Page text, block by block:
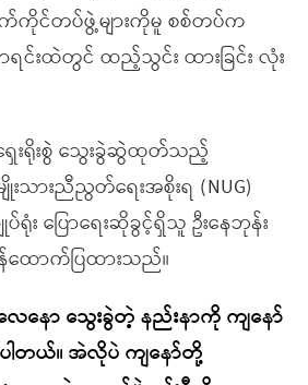
ကိုင်တပ်ဖွဲ့များကိုမူ စစ်တပ်က
င်းထဲတွင် ထည့်သွင်း ထားခြင်း လုံး
းရိုးစွဲ သွေးခွဲဆွဲထုတ်သည့်
းသားညီညွတ်ရေးအစိုးရ (NUG)
ရုံး ပြောရေးဆိုခွင့်ရှိသူ ဦးနေဘုန်း
ာက်ပြထားသည်။
ော သွေးခွဲတဲ့ နည်းနာကို ကျနော်
ါတယ်။ အဲလိုပဲ ကျနော်တို့